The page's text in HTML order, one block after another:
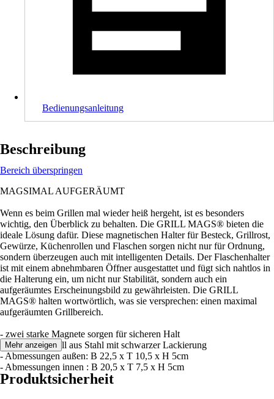
Bedienungsanleitung
Beschreibung
Bereich überspringen
MAGSIMAL AUFGERÄUMT
Wenn es beim Grillen mal wieder heiß hergeht, ist es besonders
wichtig, den Überblick zu behalten. Die GRILL MAGS® bieten die
ideale Lösung dafür. Diese magnetischen Halter für Besteck, Grillrost,
Gewürze, Küchenrollen und Flaschen sorgen nicht nur für Ordnung,
sondern überzeugen auch mit intelligenten Details. Der Flaschenhalter
ist mit einem abnehmbaren Öffner ausgestattet und fügt sich nahtlos in
die Halterung ein, um nicht nur Stabilität, sondern auch ein
aufgeräumtes Erscheinungsbild zu gewährleisten. Die GRILL
MAGS® halten wortwörtlich, was sie versprechen: einen maximal
aufgeräumten Grillbereich.
- zwei starke Magnete sorgen für sicheren Halt
- robustes Gestell aus Stahl mit schwarzer Lackierung
- Abmessungen außen: B 22,5 x T 10,5 x H 5cm
- Abmessungen innen : B 20,5 x T 7,5 x H 5cm
Mehr anzeigen
Produktsicherheit